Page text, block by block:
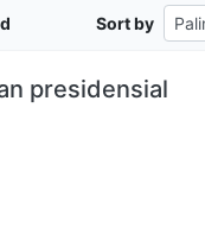
Sort by
presidensial